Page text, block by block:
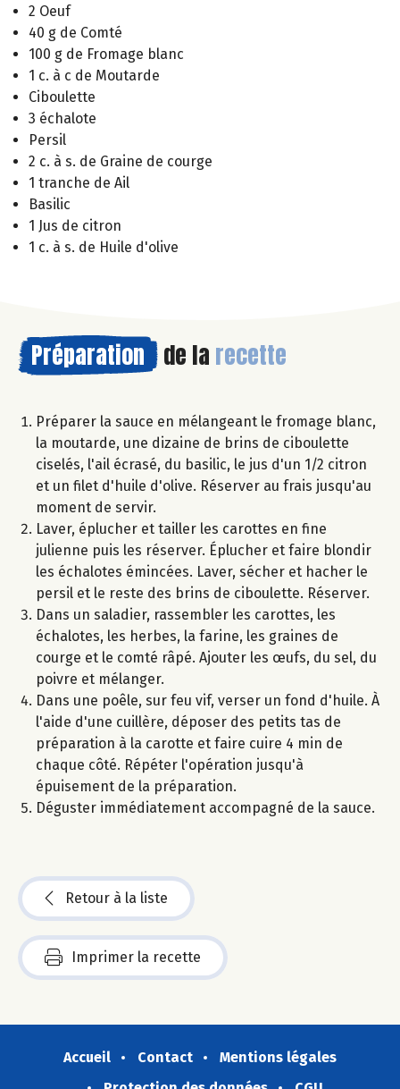
2 Oeuf
40 g de Comté
100 g de Fromage blanc
1 c. à c de Moutarde
Ciboulette
3 échalote
Persil
2 c. à s. de Graine de courge
1 tranche de Ail
Basilic
1 Jus de citron
1 c. à s. de Huile d'olive
Préparation de la recette
Préparer la sauce en mélangeant le fromage blanc,
la moutarde, une dizaine de brins de ciboulette
ciselés, l'ail écrasé, du basilic, le jus d'un 1/2 citron
et un filet d'huile d'olive. Réserver au frais jusqu'au
moment de servir.
Laver, éplucher et tailler les carottes en fine
julienne puis les réserver. Éplucher et faire blondir
les échalotes émincées. Laver, sécher et hacher le
persil et le reste des brins de ciboulette. Réserver.
Dans un saladier, rassembler les carottes, les
échalotes, les herbes, la farine, les graines de
courge et le comté râpé. Ajouter les œufs, du sel, du
poivre et mélanger.
Dans une poêle, sur feu vif, verser un fond d'huile. À
l'aide d'une cuillère, déposer des petits tas de
préparation à la carotte et faire cuire 4 min de
chaque côté. Répéter l'opération jusqu'à
épuisement de la préparation.
Déguster immédiatement accompagné de la sauce.
Retour à la liste
Imprimer la recette
Accueil Contact
Mentions légales